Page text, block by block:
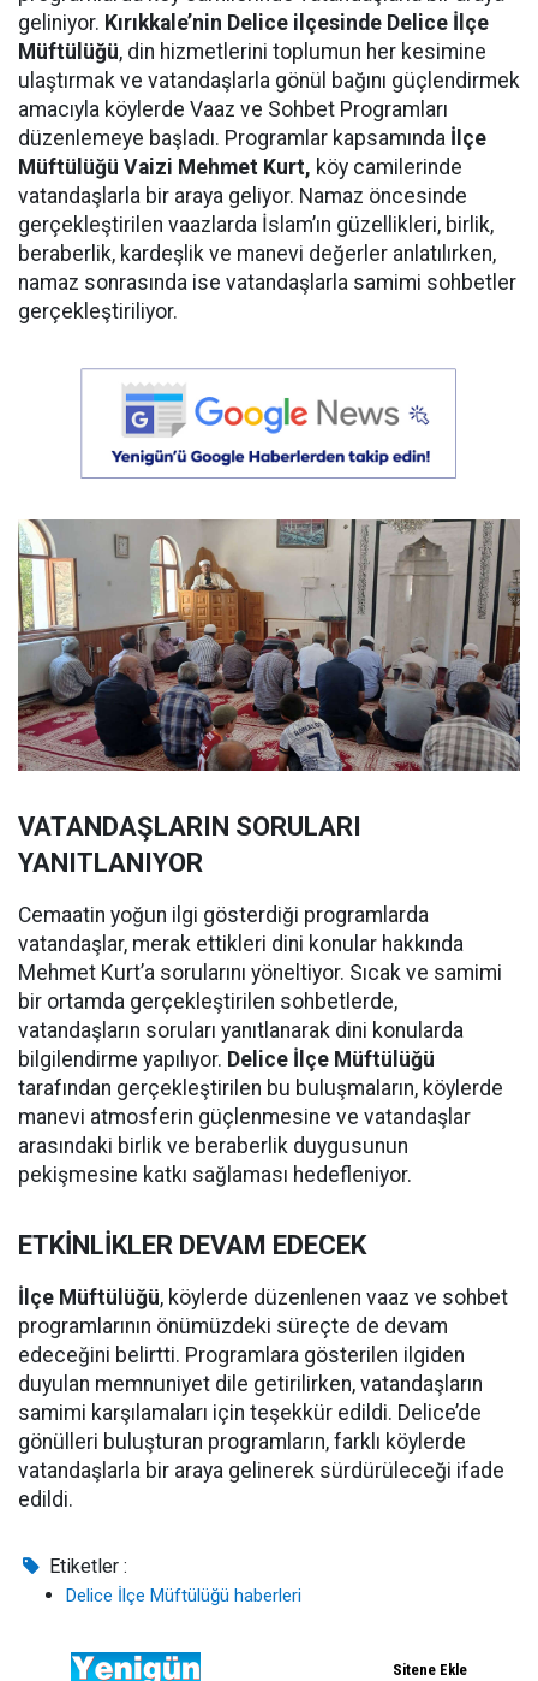
geliniyor. Kırıkkale’nin Delice ilçesinde Delice İlçe
Müftülüğü, din hizmetlerini toplumun her kesimine
ulaştırmak ve vatandaşlarla gönül bağını güçlendirmek
amacıyla köylerde Vaaz ve Sohbet Programları
düzenlemeye başladı. Programlar kapsamında İlçe
Müftülüğü Vaizi Mehmet Kurt, köy camilerinde
vatandaşlarla bir araya geliyor. Namaz öncesinde
gerçekleştirilen vaazlarda İslam’ın güzellikleri, birlik,
beraberlik, kardeşlik ve manevi değerler anlatılırken,
namaz sonrasında ise vatandaşlarla samimi sohbetler
gerçekleştiriliyor.
VATANDAŞLARIN SORULARI
YANITLANIYOR
Cemaatin yoğun ilgi gösterdiği programlarda
vatandaşlar, merak ettikleri dini konular hakkında
Mehmet Kurt’a sorularını yöneltiyor. Sıcak ve samimi
bir ortamda gerçekleştirilen sohbetlerde,
vatandaşların soruları yanıtlanarak dini konularda
bilgilendirme yapılıyor. Delice İlçe Müftülüğü
tarafından gerçekleştirilen bu buluşmaların, köylerde
manevi atmosferin güçlenmesine ve vatandaşlar
arasındaki birlik ve beraberlik duygusunun
pekişmesine katkı sağlaması hedefleniyor.
ETKİNLİKLER DEVAM EDECEK
İlçe Müftülüğü, köylerde düzenlenen vaaz ve sohbet
programlarının önümüzdeki süreçte de devam
edeceğini belirtti. Programlara gösterilen ilgiden
duyulan memnuniyet dile getirilirken, vatandaşların
samimi karşılamaları için teşekkür edildi. Delice’de
gönülleri buluşturan programların, farklı köylerde
vatandaşlarla bir araya gelinerek sürdürüleceği ifade
edildi.
Etiketler :
Delice İlçe Müftülüğü haberleri